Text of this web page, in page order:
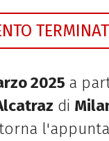
2025 a
di